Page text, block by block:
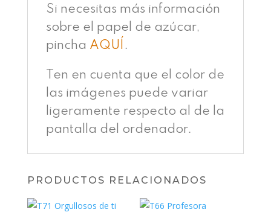
Si necesitas más información
sobre el papel de azúcar,
pincha AQUÍ .
Ten en cuenta que el color de
las imágenes puede variar
ligeramente respecto al de la
pantalla del ordenador.
PRODUCTOS RELACIONADOS